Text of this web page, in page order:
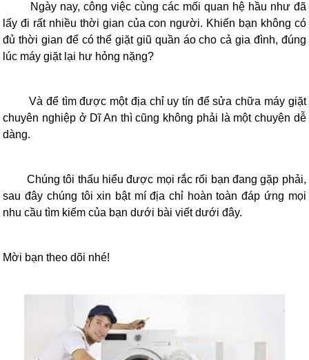
Ngày nay, công việc cùng các mối quan hệ hầu như đã
lấy đi rất nhiều thời gian của con người. Khiến bạn không có
đủ thời gian để có thể giặt giũ quần áo cho cả gia đình, đúng
lúc máy giặt lại hư hỏng nặng?
Và để tìm được một địa chỉ uy tín để sửa chữa máy giặt
chuyên nghiệp ở Dĩ An thì cũng không phải là một chuyện dễ
dàng.
Chúng tôi thấu hiểu được mọi rắc rối bạn đang gặp phải,
sau đây chúng tôi xin bật mí địa chỉ hoàn toàn đáp ứng mọi
nhu cầu tìm kiếm của bạn dưới bài viết dưới đây.
Mời bạn theo dõi nhé!